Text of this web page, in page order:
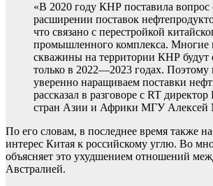
«В 2020 году КНР поставила вопрос
расширении поставок
что связано с перестройкой
промышленного комплекса. Многие
скважины на территории КНР будут
только в 2022—2023 годах. Поэтому
уверенно наращиваем поставки
рассказал в разговоре с RT
стран Азии и Африки МГУ Алексей
По его словам, в последнее время также
интерес Китая к российскому углю. Во
объясняет это ухудшением отношений
Австралией.